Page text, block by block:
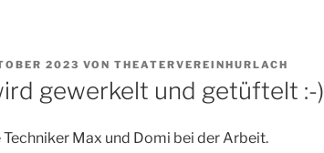
2023 VON THEATERVEREINHURLACH
gewerkelt und getüftelt :-)
Techniker Max und Domi bei der Arbeit.